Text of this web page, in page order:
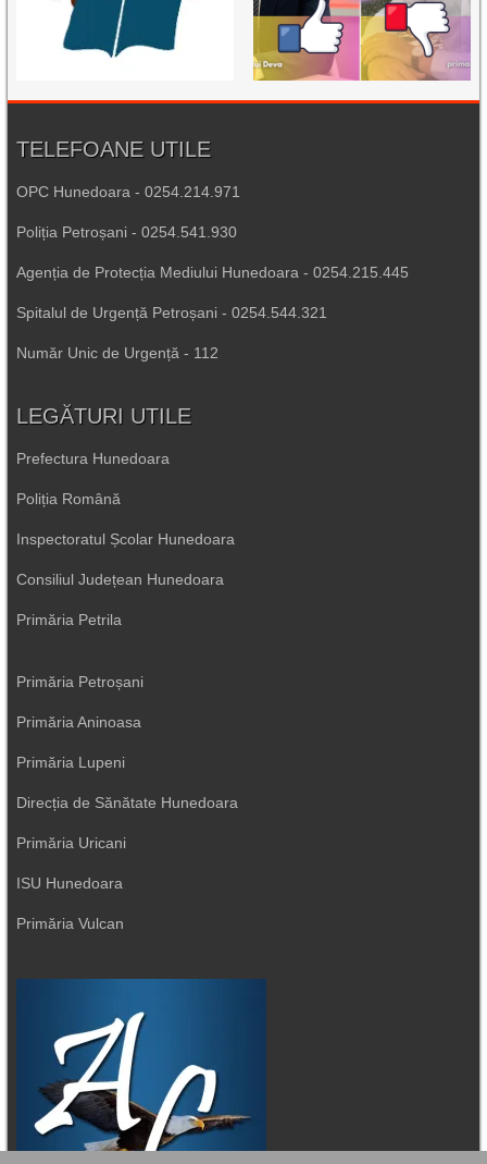
TELEFOANE UTILE
OPC Hunedoara - 0254.214.971
Poliția Petroșani - 0254.541.930
Agenția de Protecția Mediului Hunedoara - 0254.215.445
Spitalul de Urgență Petroșani - 0254.544.321
Număr Unic de Urgență - 112
LEGĂTURI UTILE
Prefectura Hunedoara
Poliția Română
Inspectoratul Școlar Hunedoara
Consiliul Județean Hunedoara
Primăria Petrila
Primăria Petroșani
Primăria Aninoasa
Primăria Lupeni
Direcția de Sănătate Hunedoara
Primăria Uricani
ISU Hunedoara
Primăria Vulcan